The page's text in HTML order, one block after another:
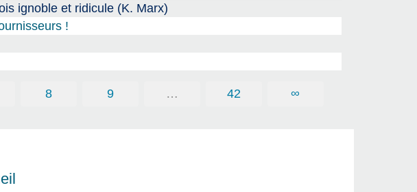
ignoble et ridicule (K. Marx)
!
8 9 … 42 ∞